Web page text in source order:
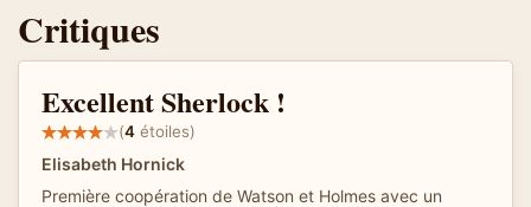
Critiques
Excellent Sherlock !
(4 étoiles)
Elisabeth Hornick
Première coopération de Watson et Holmes avec un